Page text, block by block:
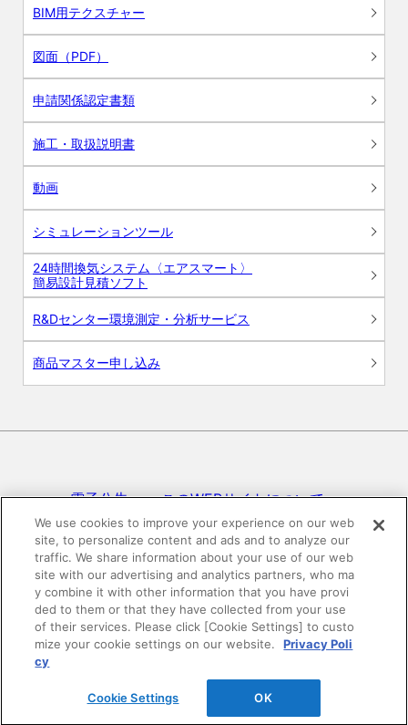
BIM用テクスチャー
図面（PDF）
申請関係認定書類
施工・取扱説明書
動画
シミュレーションツール
24時間換気システム〈エアスマート〉
簡易設計見積ソフト
R&Dセンター環境測定・分析サービス
商品マスター申し込み
電子公告 このWEBサイトについて
プライバシーポリシー
SNSコミュニティガイドライン サイトマップ
©DAIKEN Corporation All Rights Reserved.
We use cookies to improve your experience on our web
site, to personalize content and ads and to analyze our
traffic. We share information about your use of our web
site with our advertising and analytics partners, who ma
y combine it with other information that you have provi
ded to them or that they have collected from your use
of their services. Please click [Cookie Settings] to custo
mize your cookie settings on our website.
Privacy Poli
cy
Cookie Settings OK